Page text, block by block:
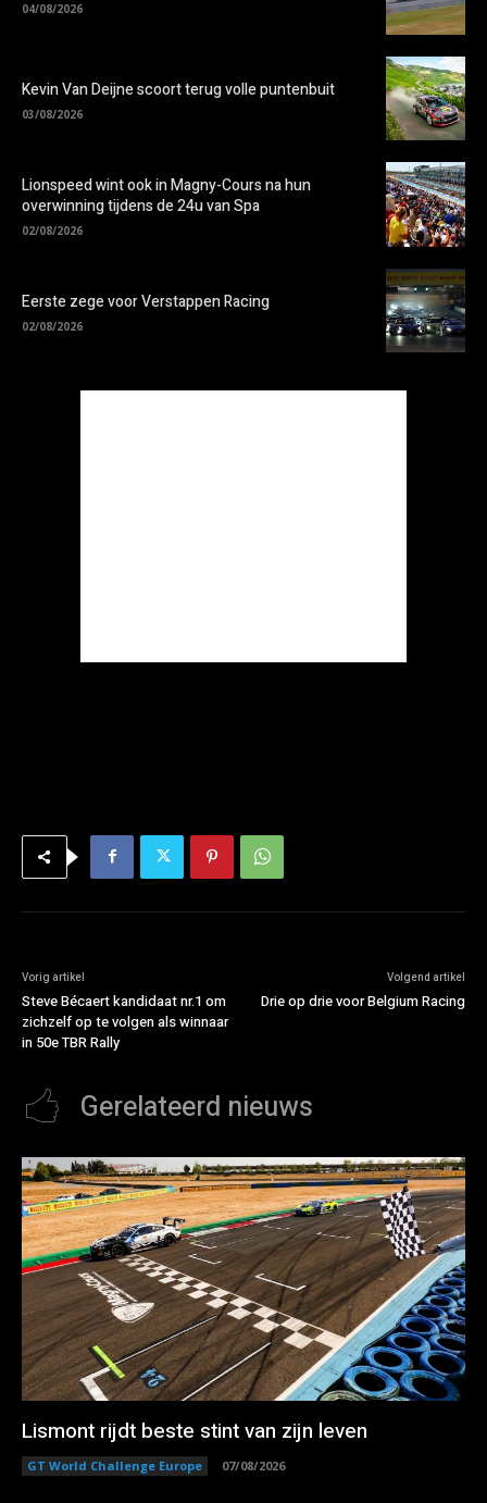
04/08/2026
Kevin Van Deijne scoort terug volle puntenbuit
03/08/2026
Lionspeed wint ook in Magny-Cours na hun
overwinning tijdens de 24u van Spa
02/08/2026
Eerste zege voor Verstappen Racing
02/08/2026
Vorig artikel
Steve Bécaert kandidaat nr.1 om
zichzelf op te volgen als winnaar
in 50e TBR Rally
Volgend artikel
Drie op drie voor Belgium Racing
Gerelateerd nieuws
Lismont rijdt beste stint van zijn leven
GT World Challenge Europe 07/08/2026